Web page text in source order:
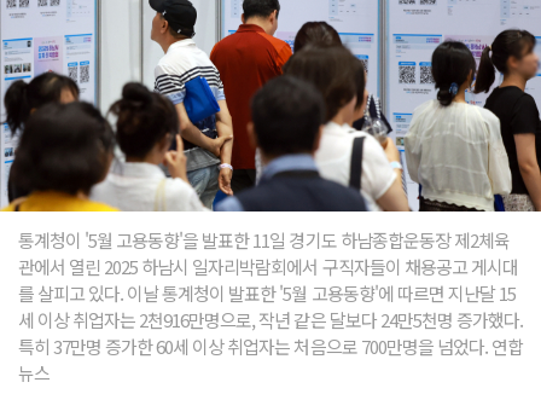
통계청이 '5월 고용동향'을 발표한 11일 경기도 하남종합운동장 제2체육
관에서 열린 2025 하남시 일자리박람회에서 구직자들이 채용공고 게시대
를 살피고 있다. 이날 통계청이 발표한 '5월 고용동향'에 따르면 지난달 15
세 이상 취업자는 2천916만명으로, 작년 같은 달보다 24만5천명 증가했다.
특히 37만명 증가한 60세 이상 취업자는 처음으로 700만명을 넘었다. 연합
뉴스